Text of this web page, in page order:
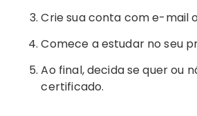
Crie sua conta com e-mail
Comece a estudar no seu
Ao final, decida se quer ou
certificado.